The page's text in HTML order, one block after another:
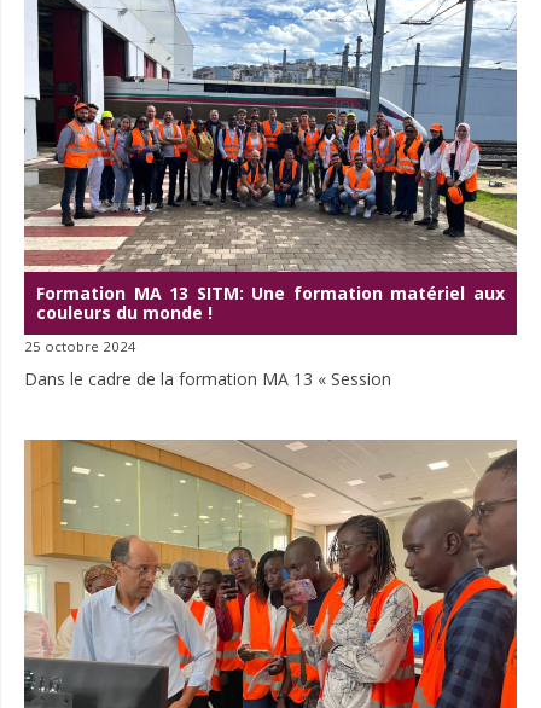
Formation MA 13 SITM: Une formation matériel aux
couleurs du monde !
25 octobre 2024
Dans le cadre de la formation MA 13 « Session